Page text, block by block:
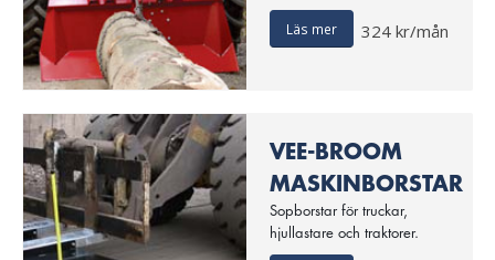
Läs mer 324 kr/mån
VEE-BROOM
MASKINBORSTAR
Sopborstar för truckar,
hjullastare och traktorer.